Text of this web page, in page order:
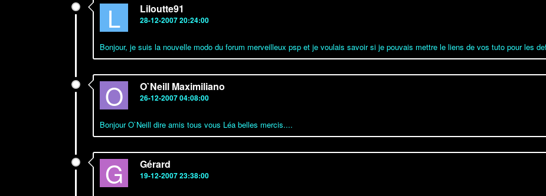
L Liloutte91
28-12-2007 20:24:00
Bonjour, je suis la nouvelle modo du forum merveilleux psp et je voulais savoir si je pouvais mettre le liens de vos tuto pour les
O O`Neill Maximiliano
26-12-2007 04:08:00
Bonjour O`Neill dire amis tous vous Léa belles mercis....
G Gérard
19-12-2007 23:38:00